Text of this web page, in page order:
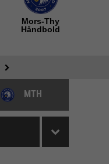
Mors-Thy
Håndbold
MTH